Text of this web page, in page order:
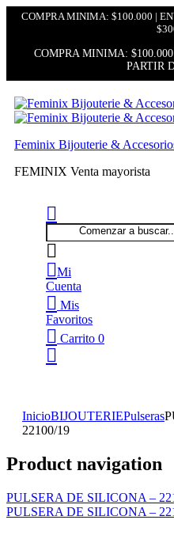
COMPRA MINIMA: $100.000 |
COMPRA MINIMA:
PARTIR
Feminix Bijouterie &
FEMINIX Venta mayorista
Mi
Cuenta
Mis
Favoritos
Carrito 0
InicioBIJOUTERIEPulseras
22100/19
Product navigation
PULSERA DE SILICONA –
PULSERA DE SILICONA –